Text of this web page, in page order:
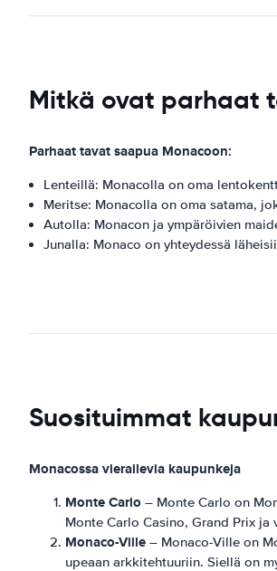
Mitkä ovat parhaat
Parhaat tavat saapua Monacoon:
Lenteillä: Monacolla on oma
Meritse: Monacolla on oma satama,
Autolla: Monacon ja ympäröivien
Junalla: Monaco on yhteydessä
Suosituimmat
Monacossa vierailevia kaupunkeja
Monte Carlo – Monte Carlo on
Monte Carlo Casino, Grand Prix
Monaco-Ville – Monaco-Ville on
upeaan arkkitehtuuriin. Siellä on